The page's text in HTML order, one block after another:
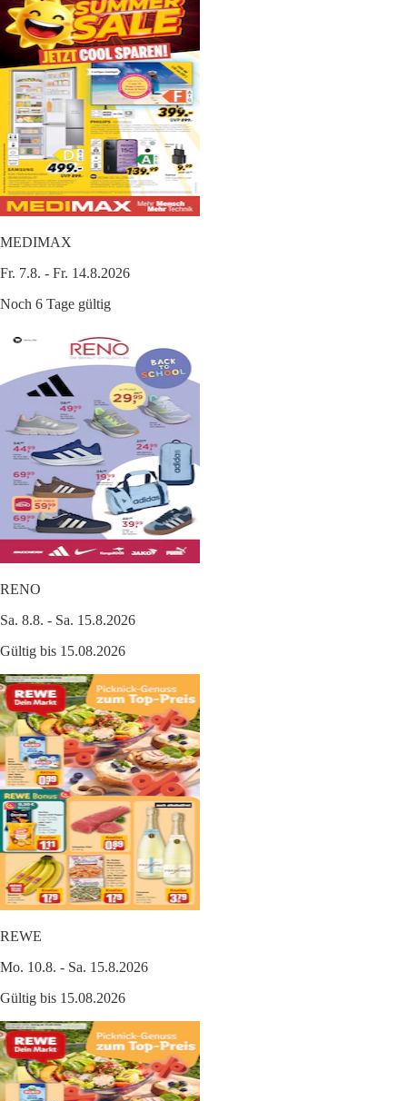
MEDIMAX
Fr. 7.8. - Fr. 14.8.2026
Noch 6 Tage gültig
RENO
Sa. 8.8. - Sa. 15.8.2026
Gültig bis 15.08.2026
REWE
Mo. 10.8. - Sa. 15.8.2026
Gültig bis 15.08.2026